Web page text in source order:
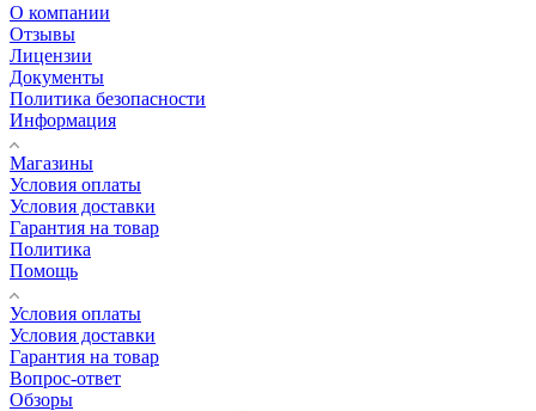
О компании
Отзывы
Лицензии
Документы
Политика безопасности
Информация
Магазины
Условия оплаты
Условия доставки
Гарантия на товар
Политика
Помощь
Условия оплаты
Условия доставки
Гарантия на товар
Вопрос-ответ
Обзоры